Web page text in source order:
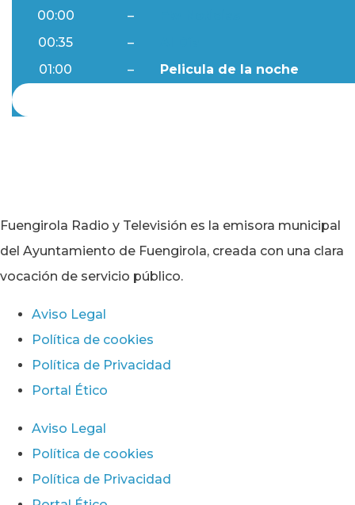
00:00 –
00:35
–
01:00
– Pelicula de la noche
Fuengirola Radio y Televisión es la emisora municipal
del Ayuntamiento de Fuengirola, creada con una clara
vocación de servicio público.
Aviso Legal
Política de cookies
Política de Privacidad
Portal Ético
Aviso Legal
Política de cookies
Política de Privacidad